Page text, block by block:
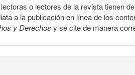
o lectores de la revista tienen
a la publicación en línea de los
y Derechos y se cite de manera